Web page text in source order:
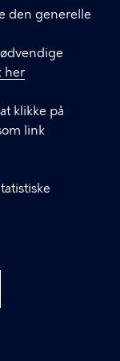
den generelle
her
klikke på
link